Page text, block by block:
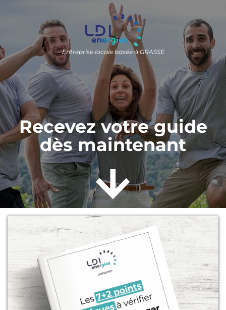
Entreprise locale basée à GRASSE
Recevez votre guide
dès maintenant